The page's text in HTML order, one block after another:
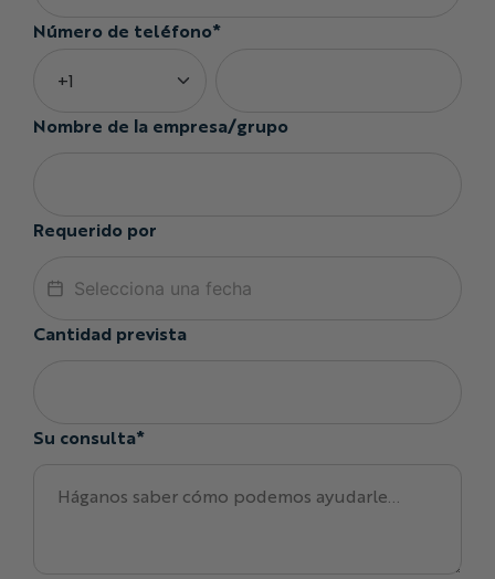
Número de teléfono*
Nombre de la empresa/grupo
Requerido por
Cantidad prevista
Su consulta*